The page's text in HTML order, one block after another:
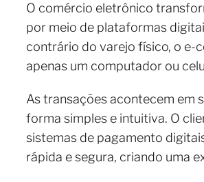
O comércio eletrônico
por meio de plataformas
contrário do varejo físico, o e-
apenas um computador ou
As transações acontecem em
forma simples e intuitiva. O
sistemas de pagamento
rápida e segura, criando uma